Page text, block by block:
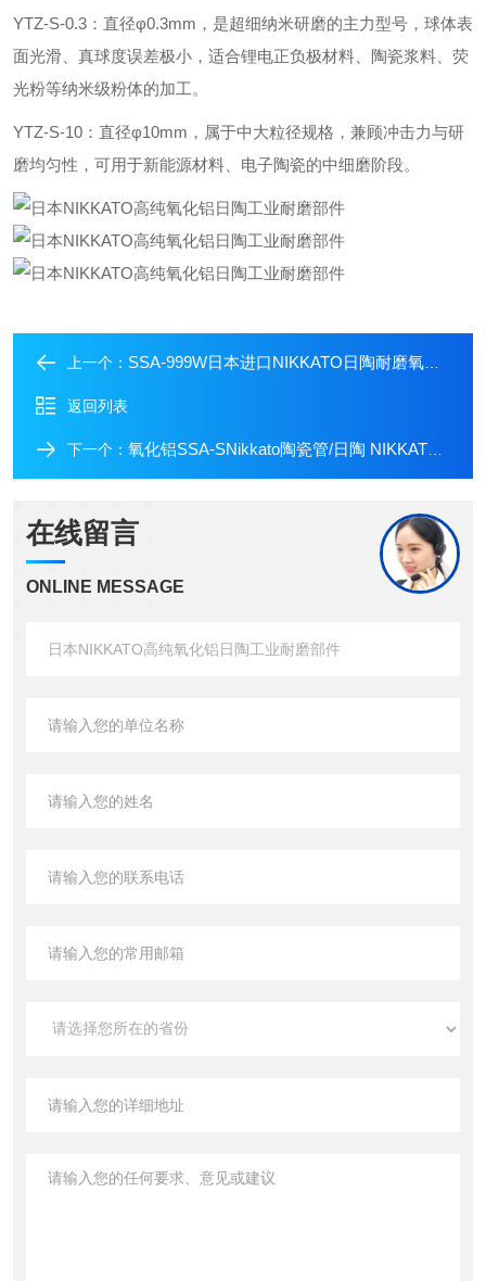
‌YTZ-S-0.3‌：直径φ0.3mm，是超细纳米研磨的主力型号，球体表
面光滑、真球度误差极小，适合锂电正负极材料、陶瓷浆料、荧
光粉等纳米级粉体的加工。
‌YTZ-S-10‌：直径φ10mm，属于中大粒径规格，兼顾冲击力与研
磨均匀性，可用于新能源材料、电子陶瓷的中细磨阶段。
上一个： SSA-999W日本进口NIKKATO日陶耐磨氧化铝工业部件
返回列表
下一个： 氧化铝SSA-SNikkato陶瓷管/日陶 NIKKATO管道保护绝缘管
在线留言
ONLINE MESSAGE